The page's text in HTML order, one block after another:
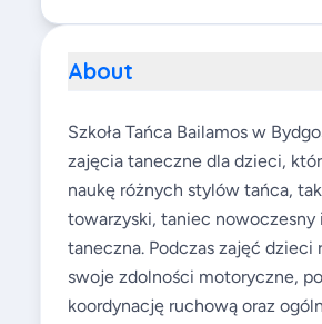
About
Szkoła Tańca Bailamos w
zajęcia taneczne dla dzieci,
naukę różnych stylów tańca,
towarzyski, taniec nowoczesny
taneczna. Podczas zajęć dzieci
swoje zdolności motoryczne,
koordynację ruchową oraz